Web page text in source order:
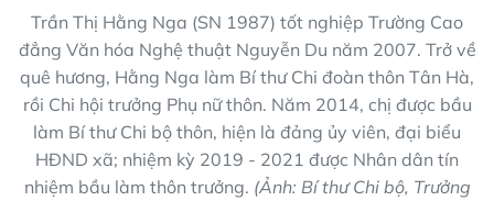
Trần Thị Hằng Nga (SN 1987) tốt nghiệp Trường Cao
đẳng Văn hóa Nghệ thuật Nguyễn Du năm 2007. Trở về
quê hương, Hằng Nga làm Bí thư Chi đoàn thôn Tân Hà,
rồi Chi hội trưởng Phụ nữ thôn. Năm 2014, chị được bầu
làm Bí thư Chi bộ thôn, hiện là đảng ủy viên, đại biểu
HĐND xã; nhiệm kỳ 2019 - 2021 được Nhân dân tín
nhiệm bầu làm thôn trưởng. (Ảnh: Bí thư Chi bộ, Trưởng